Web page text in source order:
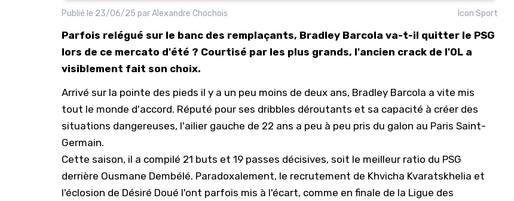
Publié le 23/06/25 parAlexandre Chochois Icon Sport
Parfois relégué sur le banc des remplaçants, Bradley Barcola va-t-il quitter le PSG
lors de ce mercato d'été ? Courtisé par les plus grands, l'ancien crack de l'OL a
visiblement fait son choix.
Arrivé sur la pointe des pieds il y a un peu moins de deux ans, Bradley Barcola a vite mis
tout le monde d'accord. Réputé pour ses dribbles déroutants et sa capacité à créer des
situations dangereuses, l'ailier gauche de 22 ans a peu à peu pris du galon au Paris Saint-
Germain.
Cette saison, il a compilé 21 buts et 19 passes décisives, soit le meilleur ratio du PSG
derrière Ousmane Dembélé. Paradoxalement, le recrutement de Khvicha Kvaratskhelia et
l'éclosion de Désiré Doué l'ont parfois mis à l'écart, comme en finale de la Ligue des